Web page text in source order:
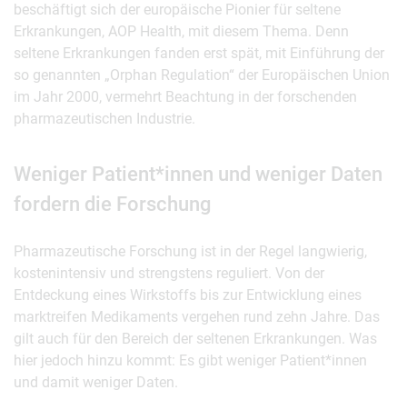
beschäftigt sich der europäische Pionier für seltene
Erkrankungen, AOP Health, mit diesem Thema. Denn
seltene Erkrankungen fanden erst spät, mit Einführung der
so genannten „Orphan Regulation“ der Europäischen Union
im Jahr 2000, vermehrt Beachtung in der forschenden
pharmazeutischen Industrie.
Weniger Patient*innen und weniger Daten
fordern die Forschung
Pharmazeutische Forschung ist in der Regel langwierig,
kostenintensiv und strengstens reguliert. Von der
Entdeckung eines Wirkstoffs bis zur Entwicklung eines
marktreifen Medikaments vergehen rund zehn Jahre. Das
gilt auch für den Bereich der seltenen Erkrankungen. Was
hier jedoch hinzu kommt: Es gibt weniger Patient*innen
und damit weniger Daten.